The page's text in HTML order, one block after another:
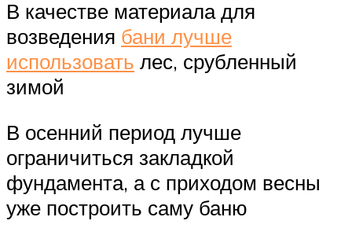
В качестве материала для
возведения бани лучше
использовать лес, срубленный
зимой
В осенний период лучше
ограничиться закладкой
фундамента, а с приходом весны
уже построить саму баню